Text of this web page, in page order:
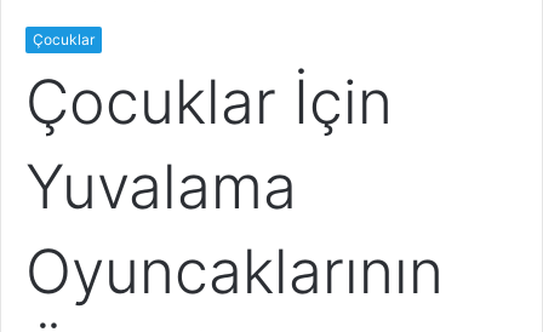
Çocuklar
Çocuklar İçin
Yuvalama
Oyuncaklarının